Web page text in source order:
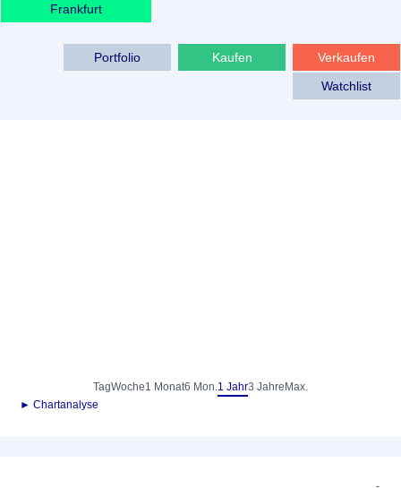
Frankfurt
Verkaufen
Kaufen
Portfolio
Watchlist
TagWoche1 Monat6 Mon.1 Jahr3 Jahre Max.
► Chartanalyse